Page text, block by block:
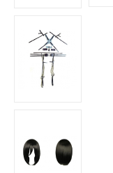
GONNE
SPOSA
VELI